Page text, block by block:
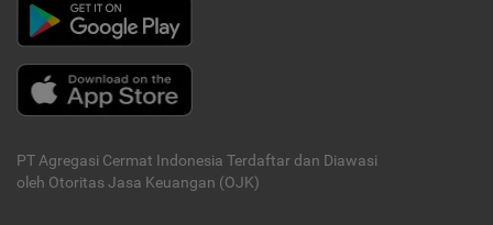
PT Agregasi Cermat Indonesia Terdaftar dan Diawasi
oleh Otoritas Jasa Keuangan (OJK)